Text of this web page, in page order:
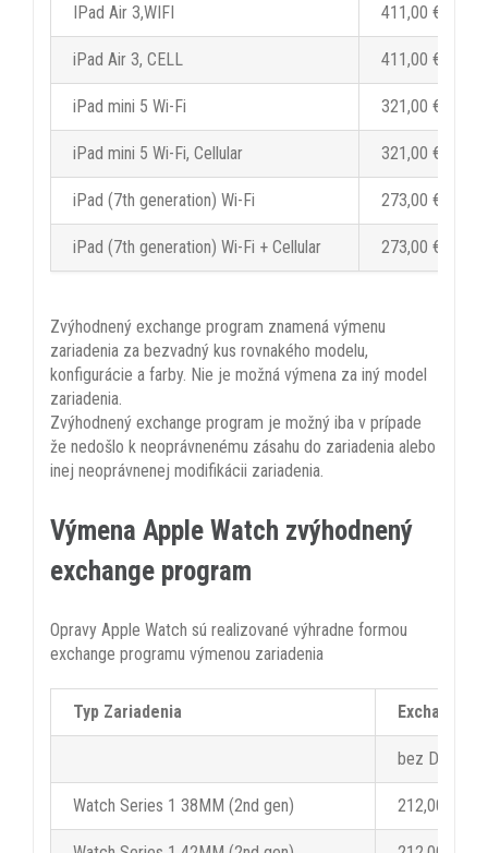
IPad Air 3,WIFI 411,00 €
iPad Air 3, CELL 411,00 €
iPad mini 5 Wi-Fi 321,00 €
iPad mini 5 Wi-Fi, Cellular 321,00 €
iPad (7th generation) Wi-Fi 273,00 €
iPad (7th generation) Wi-Fi + Cellular 273,00 €
Zvýhodnený exchange program znamená výmenu
zariadenia za bezvadný kus rovnakého modelu,
konfigurácie a farby. Nie je možná výmena za iný model
zariadenia.
Zvýhodnený exchange program je možný iba v prípade
že nedošlo k neoprávnenému zásahu do zariadenia alebo
inej neoprávnenej modifikácii zariadenia.
Výmena Apple Watch zvýhodnený
exchange program
Opravy Apple Watch sú realizované výhradne formou
exchange programu výmenou zariadenia
Typ Zariadenia Exchange
bez DPH
Watch Series 1 38MM (2nd gen) 212,00 €